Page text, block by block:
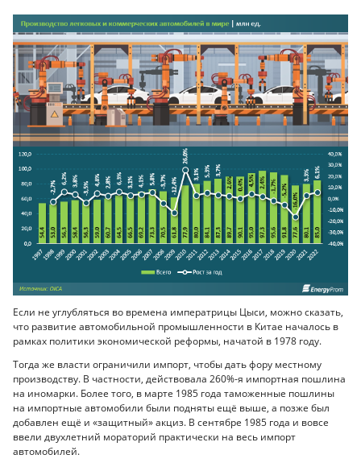
Если не углубляться во времена императрицы Цыси, можно сказать,
что развитие автомобильной промышленности в Китае началось в
рамках политики экономической реформы, начатой в 1978 году.
Тогда же власти ограничили импорт, чтобы дать фору местному
производству. В частности, действовала 260%-я импортная пошлина
на иномарки. Более того, в марте 1985 года таможенные пошлины
на импортные автомобили были подняты ещё выше, а позже был
добавлен ещё и «защитный» акциз. В сентябре 1985 года и вовсе
ввели двухлетний мораторий практически на весь импорт
автомобилей.